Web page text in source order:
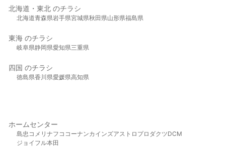
北海道・東北 のチラシ
北海道青森県岩手県宮城県秋田県山形県福島県
東海 のチラシ
岐阜県静岡県愛知県三重県
四国 のチラシ
徳島県香川県愛媛県高知県
ホームセンター
島忠 コメリ ナフコ コーナンカインズアストロプロダクツDCM
ジョイフル本田